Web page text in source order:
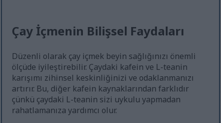
Çay İçmenin Bilişsel Faydaları
Düzenli olarak çay içmek beyin sağlığınızı önemli
ölçüde iyileştirebilir. Çaydaki kafein ve L-teanin
karışımı zihinsel keskinliğinizi ve odaklanmanızı
artırır. Bu, diğer kafein kaynaklarından farklıdır
çünkü çaydaki L-teanin sizi uykulu yapmadan
rahatlamanıza yardımcı olur.